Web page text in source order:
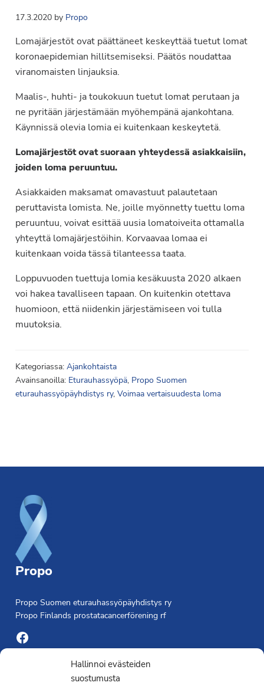
Hallinnoi evästeiden
suostumusta
17.3.2020by Propo
Lomajärjestöt ovat päättäneet keskeyttää tuetut lomat
koronaepidemian hillitsemiseksi. Päätös noudattaa
viranomaisten linjauksia.
Maalis-, huhti- ja toukokuun tuetut lomat perutaan ja
ne pyritään järjestämään myöhempänä ajankohtana.
Käynnissä olevia lomia ei kuitenkaan keskeytetä.
Lomajärjestöt ovat suoraan yhteydessä asiakkaisiin,
joiden loma peruuntuu.
Asiakkaiden maksamat omavastuut palautetaan
peruttavista lomista. Ne, joille myönnetty tuettu loma
peruuntuu, voivat esittää uusia lomatoiveita ottamalla
yhteyttä lomajärjestöihin. Korvaavaa lomaa ei
kuitenkaan voida tässä tilanteessa taata.
Loppuvuoden tuettuja lomia kesäkuusta 2020 alkaen
voi hakea tavalliseen tapaan. On kuitenkin otettava
huomioon, että niidenkin järjestämiseen voi tulla
muutoksia.
Kategoriassa: Ajankohtaista
Avainsanoilla: Eturauhassyöpä, Propo Suomen
eturauhassyöpäyhdistys ry, Voimaa vertaisuudesta loma
Propo
Propo Suomen eturauhassyöpäyhdistys ry
Propo Finlands prostatacancerförening rf
Facebook
Yhdistyksen toimisto